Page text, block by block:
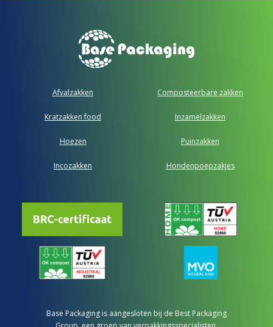
Afvalzakken Composteerbare zakken
Kratzakken food Inzamelzakken
Hoezen Puinzakken
Incozakken Hondenpoepzakjes
Base Packaging is aangesloten bij de Best Packaging